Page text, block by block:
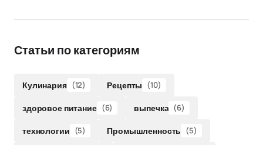
Статьи по категориям
Кулинария (12) Рецепты (10)
здоровое питание (6) выпечка (6)
технологии (5) Промышленность (5)